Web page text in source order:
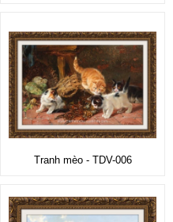
Tranh mèo - TDV-006